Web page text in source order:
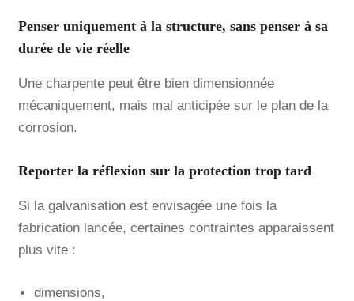
Penser uniquement à la structure, sans penser à sa
durée de vie réelle
Une charpente peut être bien dimensionnée
mécaniquement, mais mal anticipée sur le plan de la
corrosion.
Reporter la réflexion sur la protection trop tard
Si la galvanisation est envisagée une fois la
fabrication lancée, certaines contraintes apparaissent
plus vite :
dimensions,